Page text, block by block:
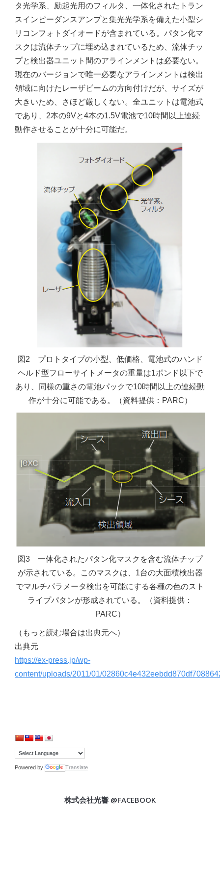
タ光学系、励起光用のフィルタ、一体化されたトラン
スインピーダンスアンプと集光光学系を備えた小型シ
リコンフォトダイオードが含まれている。パタン化マ
スクは流体チップに埋め込まれているため、流体チッ
プと検出器ユニット間のアラインメントは必要ない。
現在のバージョンで唯一必要なアラインメントは検出
領域に向けたレーザビームの方向付けだが、サイズが
大きいため、さほど厳しくない。全ユニットは電池式
であり、2本の9Vと4本の1.5V電池で10時間以上連続
動作させることが十分に可能だ。
図2 プロトタイプの小型、低価格、電池式のハンド
ヘルド型フローサイトメータの重量は1ポンド以下で
あり、同様の重さの電池パックで10時間以上の連続動
作が十分に可能である。（資料提供：PARC）
図3 一体化されたパタン化マスクを含む流体チップ
が示されている。このマスクは、1台の大面積検出器
でマルチパラメータ検出を可能にする各種の色のスト
ライプパタンが形成されている。（資料提供：
PARC）
（もっと読む場合は出典元へ）
出典元
https://ex-press.jp/wp-
content/uploads/2011/01/
Powered by Translate
株式会社光響 @FACEBOOK